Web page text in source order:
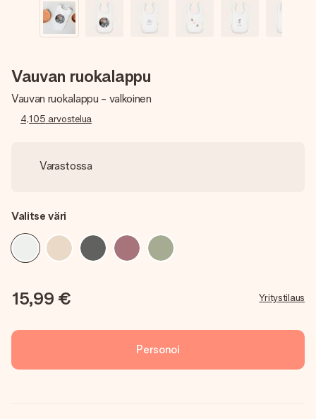
Vauvan ruokalappu
Vauvan ruokalappu - valkoinen
4,105 arvostelua
Varastossa
Valitse väri
15,99 € Yritystilaus
Personoi